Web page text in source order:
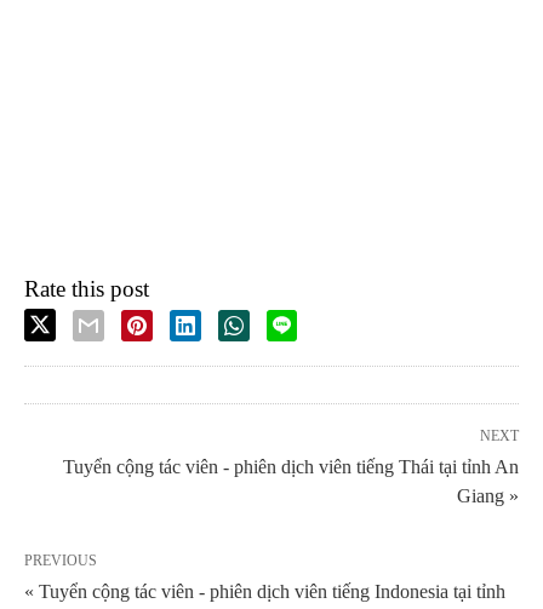
Rate this post
NEXT
Tuyển cộng tác viên - phiên dịch viên tiếng Thái tại tỉnh An
Giang »
PREVIOUS
« Tuyển cộng tác viên - phiên dịch viên tiếng Indonesia tại tỉnh